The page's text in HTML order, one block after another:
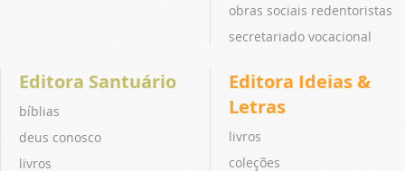
obras sociais redentoristas
secretariado vocacional
Editora Santuário
bíblias
deus conosco
livros
Editora Ideias &
Letras
livros
coleções